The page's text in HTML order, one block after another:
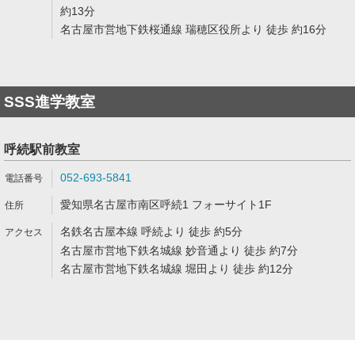
約13分
名古屋市営地下鉄桜通線 瑞穂区役所より 徒歩 約16分
SSS進学教室
呼続駅前教室
052-693-5841
愛知県名古屋市南区呼続1 フォーサイト1F
名鉄名古屋本線 呼続より 徒歩 約5分
名古屋市営地下鉄名城線 妙音通より 徒歩 約7分
名古屋市営地下鉄名城線 堀田より 徒歩 約12分